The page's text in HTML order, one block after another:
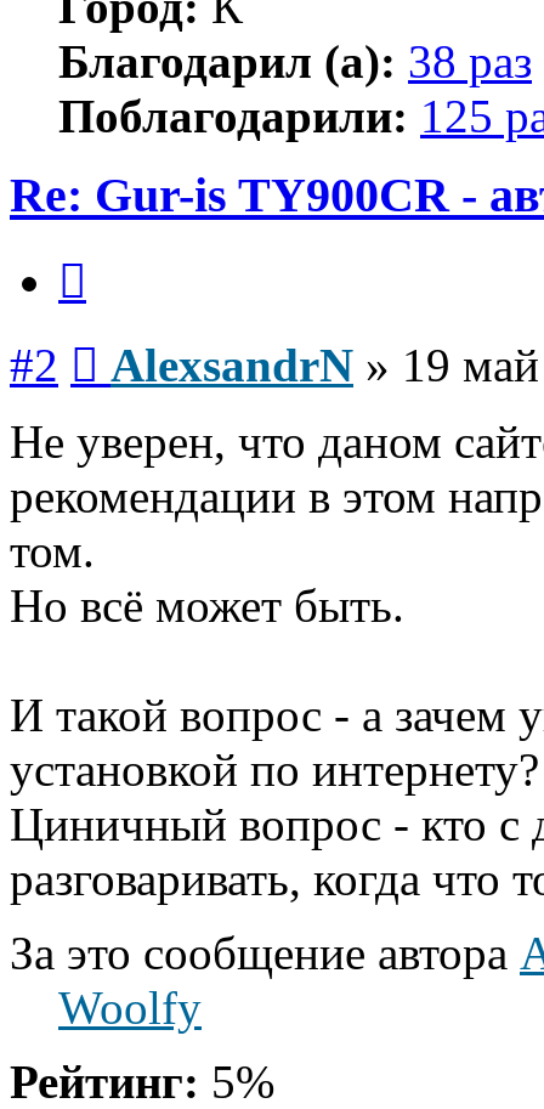
Благодарил (а): 38 раз
Поблагодарили: 125
Re: Gur-is TY900CR -
#2 AlexsandrN » 19
Не уверен, что даном
рекомендации в этом
том.
Но всё может быть.
И такой вопрос - а зачем
установкой по интернету?
Циничный вопрос - кто с
разговаривать, когда что
За это сообщение автора
Woolfy
Рейтинг: 5%